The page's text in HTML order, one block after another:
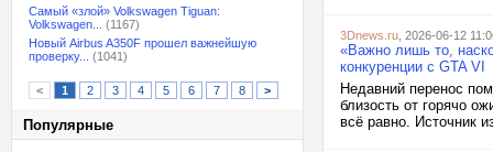
Самый «злой» Volkswagen Tiguan:
Volkswagen...
(1167)
Новый Airbus A350F прошел важнейшую
проверку...
(1041)
< 1 2 3 4 5 6 7 8 >
Популярные
3Dnews.ru , 2026-06-12
«Важно лишь то,
конкуренции с GTA VI
Недавний перенос
близость от горячо
всё равно. Источник